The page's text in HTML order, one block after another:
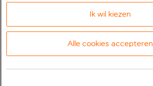
Ik wil kiezen
Alle cookies accepteren